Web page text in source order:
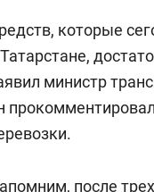
которые
министр
после